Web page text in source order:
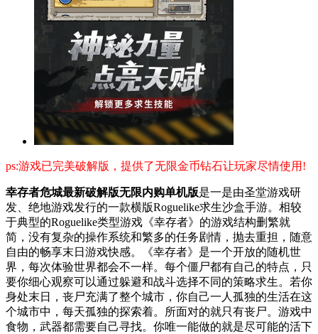
ps:游戏已完美破解版，提供了无限金币钻石让玩家尽情使用!
幸存者危城最新破解版无限内购单机版是一是由圣堂游戏研
发、绝地游戏发行的一款横版Roguelike求生沙盒手游。相较
于典型的Roguelike类型游戏《幸存者》的游戏结构删繁就
简，没有复杂的操作系统和繁多的任务剧情，抛去重担，随意
自由的畅享末日游戏快感。《幸存者》是一个开放的随机世
界，每次体验世界都会不一样。每个僵尸都有自己的特点，只
要你细心观察可以通过躲避和战斗选择不同的策略求生。若你
身处末日，丧尸充满了整个城市，你自己一人孤独的生活在这
个城市中，每天孤独的探索着。所面对的就只有丧尸。游戏中
食物，武器都需要自己寻找。你唯一能做的就是尽可能的活下